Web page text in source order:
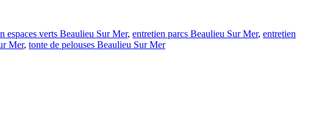
espaces verts Beaulieu Sur Mer, entretien parcs Beaulieu Sur Mer, entretien
Mer, tonte de pelouses Beaulieu Sur Mer